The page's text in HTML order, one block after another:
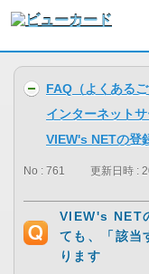
FAQ（よくある
インターネット
VIEW's NETの登
No : 761 更新日時 :
VIEW's NET
ても、「該当
ります